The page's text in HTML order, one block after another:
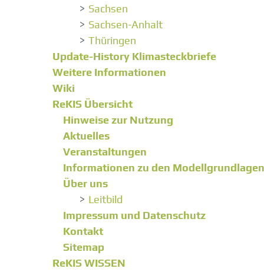
Sachsen
Sachsen-Anhalt
Thüringen
Update-History Klimasteckbriefe
Weitere Informationen
Wiki
ReKIS Übersicht
Hinweise zur Nutzung
Aktuelles
Veranstaltungen
Informationen zu den Modellgrundlagen
Über uns
Leitbild
Impressum und Datenschutz
Kontakt
Sitemap
ReKIS WISSEN